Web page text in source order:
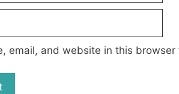
email, and website in this